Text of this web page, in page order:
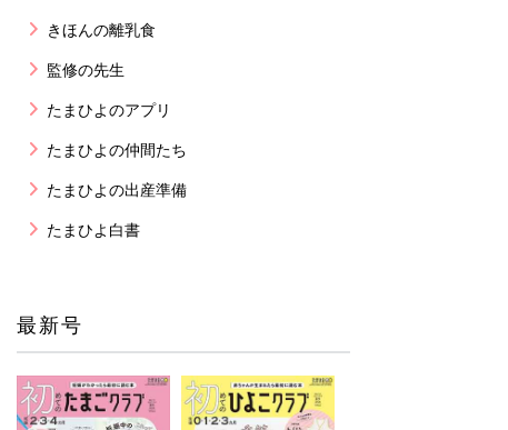
きほんの離乳食
監修の先生
たまひよのアプリ
たまひよの仲間たち
たまひよの出産準備
たまひよ白書
最新号